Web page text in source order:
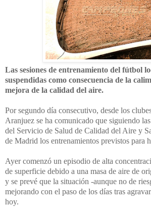
Las sesiones de entrenamiento del fútbol
suspendidas como consecuencia de la
mejora de la calidad del aire.
Por segundo día consecutivo, desde los
Aranjuez se ha comunicado que siguiendo
del Servicio de Salud de Calidad del Aire y
de Madrid los entrenamientos previstos para
Ayer comenzó un episodio de alta
de superficie debido a una masa de aire de
y se prevé que la situación -aunque no de
mejorando con el paso de los días tras
hoy.